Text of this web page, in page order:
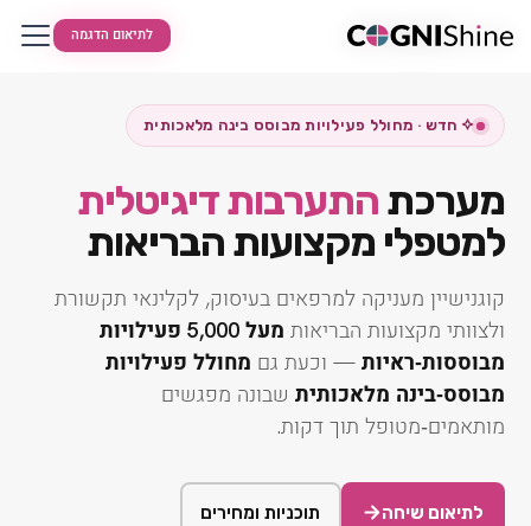
חדש · מחולל פעילויות מבוסס בינה מלאכותית
מערכתהתערבות דיגיטלית
למטפלי מקצועות הבריאות
קוגנישיין מעניקה למרפאים בעיסוק, לקלינאי תקשורת
ולצוותי מקצועות הבריאות
מעל 5,000 פעילויות
מבוססות‑ראיות — וכעת גם מחולל פעילויות
מבוסס‑בינה מלאכותית שבונה מפגשים
מותאמים‑מטופל תוך דקות.
לתיאום שיחה תוכניות ומחירים
לתיאום הדגמה
לתיאום הדגמה
לתיאום הדגמה